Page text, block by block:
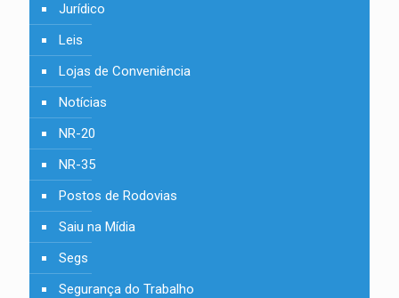
Jurídico
Leis
Lojas de Conveniência
Notícias
NR-20
NR-35
Postos de Rodovias
Saiu na Mídia
Segs
Segurança do Trabalho